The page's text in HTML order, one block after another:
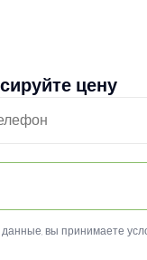
цену
вы принимаете